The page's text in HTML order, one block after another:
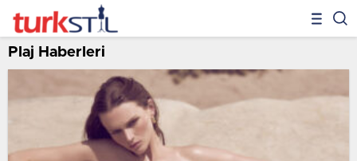
Plaj Haberleri